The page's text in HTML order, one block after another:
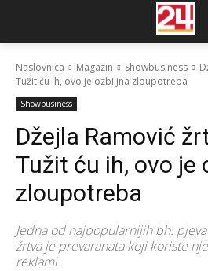
Naslovnica Magazin Showbusiness
Tužit ću ih, ovo je ozbiljna zloupotreba
Showbusiness
Džejla Ramović
Tužit ću ih, ovo je
zloupotreba
Jedna od najpopularnijih bh.
žrtva je prevaranata koji koriste
reklami.